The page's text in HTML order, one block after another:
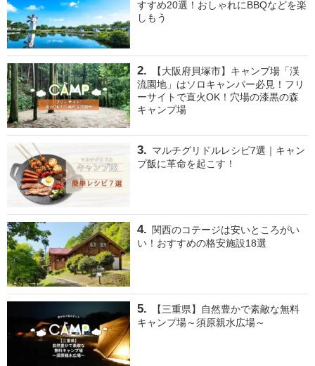
すすめ20選！おしゃれにBBQなどを楽
しもう
【大阪府貝塚市】キャンプ場「渓
流園地」はソロキャンパー必見！フリ
ーサイトで直火OK！穴場の漆黒の森
キャンプ場
マルチグリドルレシピ7選｜キャン
プ飯に革命を起こす！
関西のコテージは安いところがい
い！おすすめの格安施設18選
【三重県】自然豊かで素敵な無料
キャンプ場～須原親水広場～